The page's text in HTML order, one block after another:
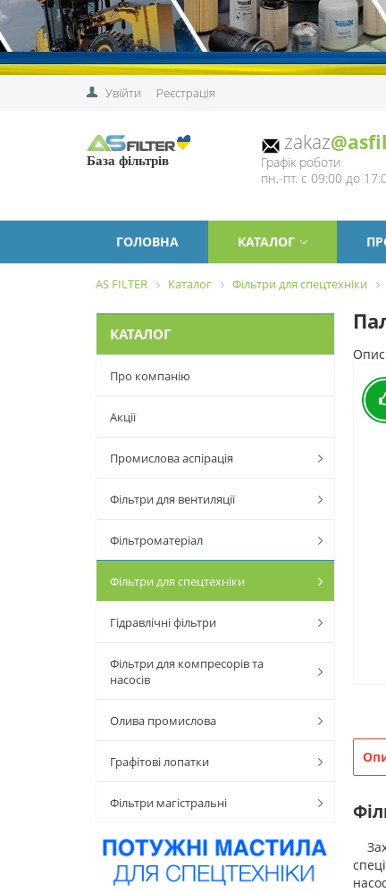
Увійти Реєстрація
База фільтрів
zakaz
Графік роботи
пн.-пт. с 09:00 до
ГОЛОВНА КАТАЛОГ
AS FILTER Каталог Фільтри для спецтехніки
КАТАЛОГ
Про компанію
Акції
Промислова аспірація
Фільтри для вентиляції
Фільтроматеріал
Фільтри для спецтехніки
Гідравлічні фільтри
Фільтри для компресорів та
насосів
Олива промислова
Графітові лопатки
Фільтри магістральні
Опис